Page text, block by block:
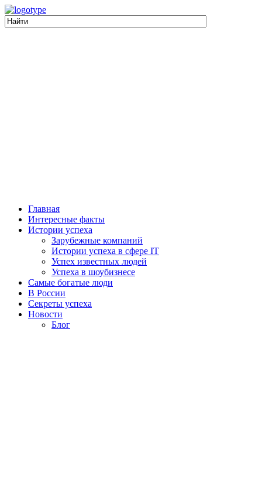
Главная
Интересные факты
Истории успеха
Зарубежные компаний
Истории успеха в сфере IT
Успех известных людей
Успеха в шоубизнесе
Самые богатые люди
В России
Секреты успеха
Новости
Блог